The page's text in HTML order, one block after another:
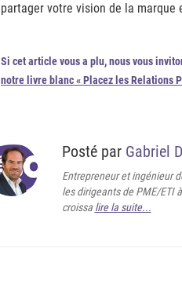
partager votre vision de la marque
Si cet article vous a plu, nous vous
notre livre blanc « Placez les Relations
Posté par Gabriel
Entrepreneur et ingénieur
les dirigeants de PME/ETI
croissa lire la suite...